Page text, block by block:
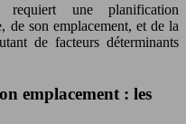
requiert une planification
son emplacement, et de la
de facteurs déterminants
emplacement : les